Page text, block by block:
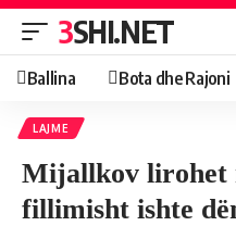
3SHI.NET
Ballina Bota dhe Rajoni
LAJME
Mijallkov lirohet
fillimisht ishte